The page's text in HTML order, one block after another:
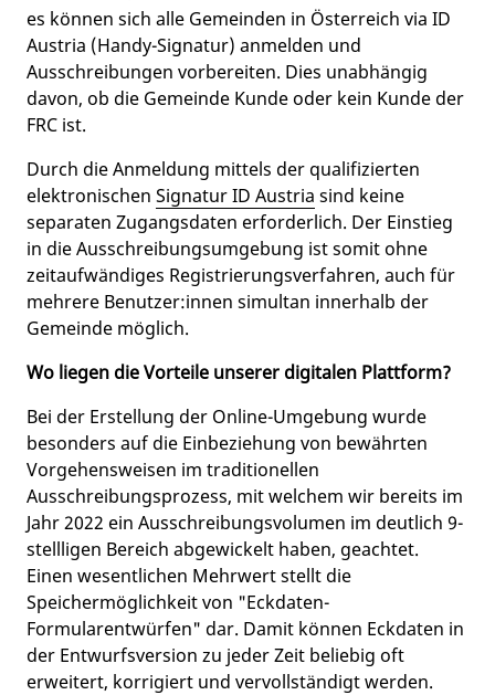
es können sich alle Gemeinden in Österreich via ID
Austria (Handy-Signatur) anmelden und
Ausschreibungen vorbereiten. Dies unabhängig
davon, ob die Gemeinde Kunde oder kein Kunde der
FRC ist.
Durch die Anmeldung mittels der qualifizierten
elektronischen Signatur ID Austria sind keine
separaten Zugangsdaten erforderlich. Der Einstieg
in die Ausschreibungsumgebung ist somit ohne
zeitaufwändiges Registrierungsverfahren, auch für
mehrere Benutzer:innen simultan innerhalb der
Gemeinde möglich.
Wo liegen die Vorteile unserer digitalen Plattform?
Bei der Erstellung der Online-Umgebung wurde
besonders auf die Einbeziehung von bewährten
Vorgehensweisen im traditionellen
Ausschreibungsprozess, mit welchem wir bereits im
Jahr 2022 ein Ausschreibungsvolumen im deutlich 9-
stellligen Bereich abgewickelt haben, geachtet.
Einen wesentlichen Mehrwert stellt die
Speichermöglichkeit von "Eckdaten-
Formularentwürfen" dar. Damit können Eckdaten in
der Entwurfsversion zu jeder Zeit beliebig oft
erweitert, korrigiert und vervollständigt werden.